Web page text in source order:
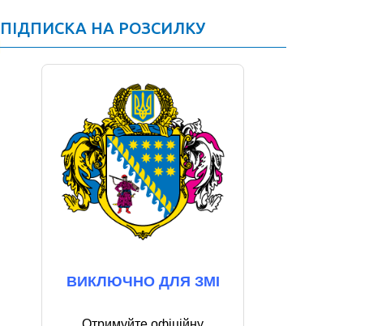
ПІДПИСКА НА РОЗСИЛКУ
ВИКЛЮЧНО ДЛЯ ЗМІ